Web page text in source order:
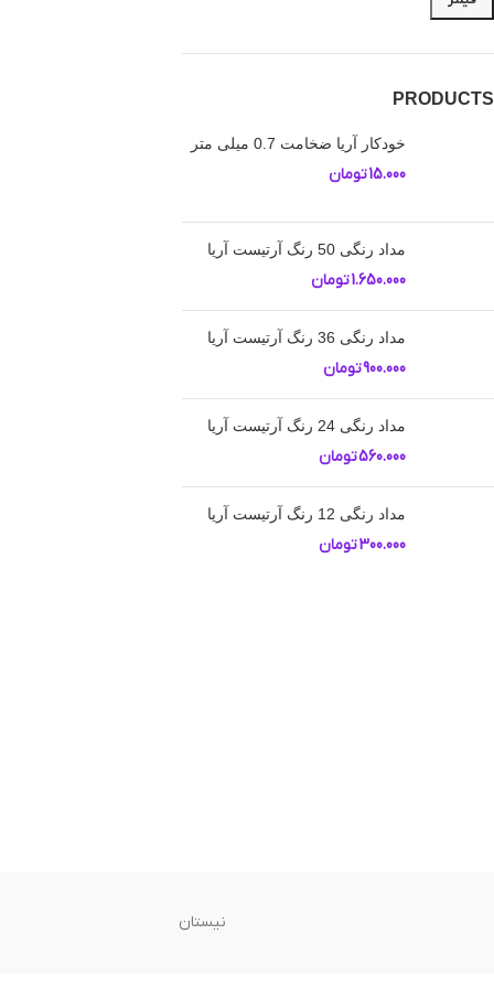
PRODUCTS
خودکار آریا ضخامت 0.7 میلی متر
15.000تومان
مداد رنگی 50 رنگ آرتیست آریا
1.650.000تومان
مداد رنگی 36 رنگ آرتیست آریا
900.000تومان
مداد رنگی 24 رنگ آرتیست آریا
560.000تومان
مداد رنگی 12 رنگ آرتیست آریا
300.000تومان
نیستان